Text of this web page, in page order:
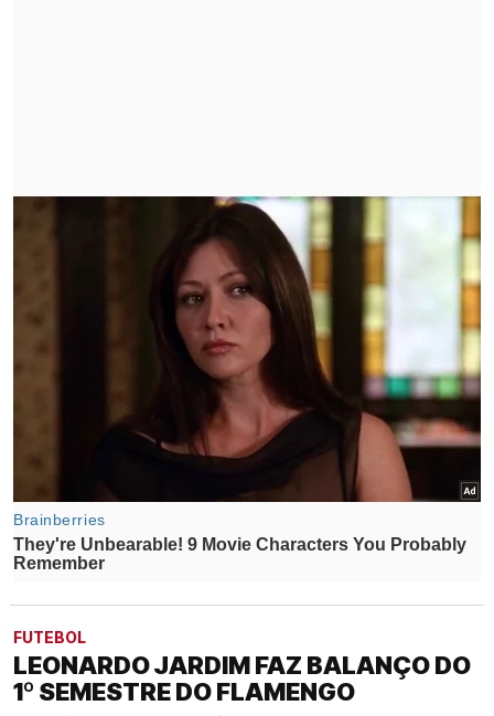
FUTEBOL
LEONARDO JARDIM FAZ BALANÇO DO
1º SEMESTRE DO FLAMENGO